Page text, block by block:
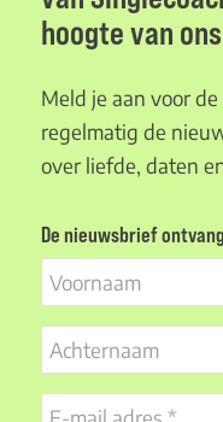
hoogte van
Meld je aan voor
regelmatig de
over liefde, daten
De nieuwsbrief
Voornaam
Achternaam
E-